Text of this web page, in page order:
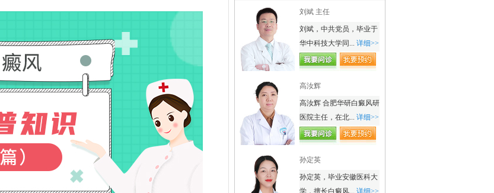
刘斌 主任
刘斌，中共党员，毕业于
华中科技大学同... 详细>>
高汝辉
高汝辉 合肥华研白癜风研
医院主任，在北... 详细>>
孙定英
孙定英，毕业安徽医科大
学，擅长白癜风... 详细>>